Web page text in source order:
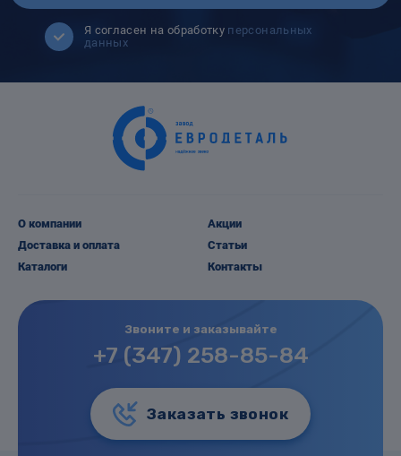
Я согласен на обработку персональных
данных
О компании
Доставка и оплата
Каталоги
Акции
Статьи
Контакты
Звоните и заказывайте
+7 (347) 258-85-84
Заказать звонок